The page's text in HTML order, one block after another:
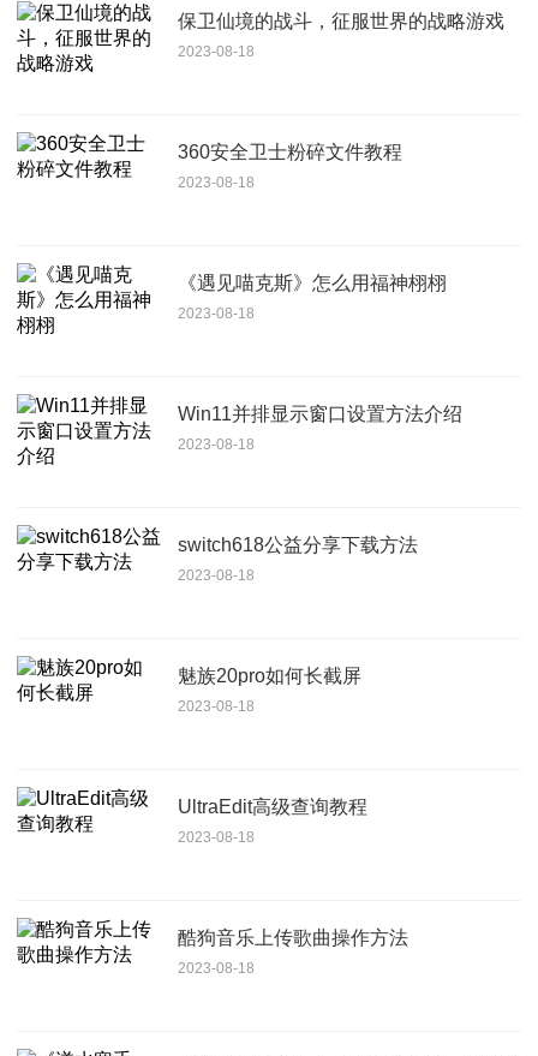
保卫仙境的战斗，征服世界的战略游戏
2023-08-18
360安全卫士粉碎文件教程
2023-08-18
《遇见喵克斯》怎么用福神栩栩
2023-08-18
Win11并排显示窗口设置方法介绍
2023-08-18
switch618公益分享下载方法
2023-08-18
魅族20pro如何长截屏
2023-08-18
UltraEdit高级查询教程
2023-08-18
酷狗音乐上传歌曲操作方法
2023-08-18